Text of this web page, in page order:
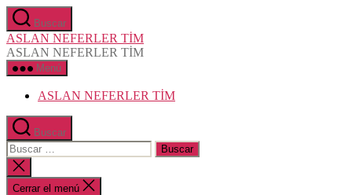
Saltar
al
contenido
Buscar
ASLAN NEFERLER TİM
ASLAN NEFERLER TİM
Menú
ASLAN NEFERLER TİM
Buscar
Buscar:
Cerrar
la
búsqueda
Cerrar el menú